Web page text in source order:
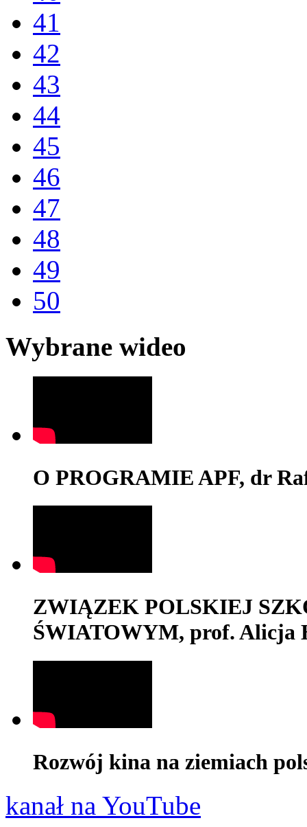
41
42
43
44
45
46
47
48
49
50
Wybrane wideo
O PROGRAMIE APF, dr
ZWIĄZEK POLSKIEJ
ŚWIATOWYM, prof. Alicja
Rozwój kina na ziemiach
kanał na YouTube